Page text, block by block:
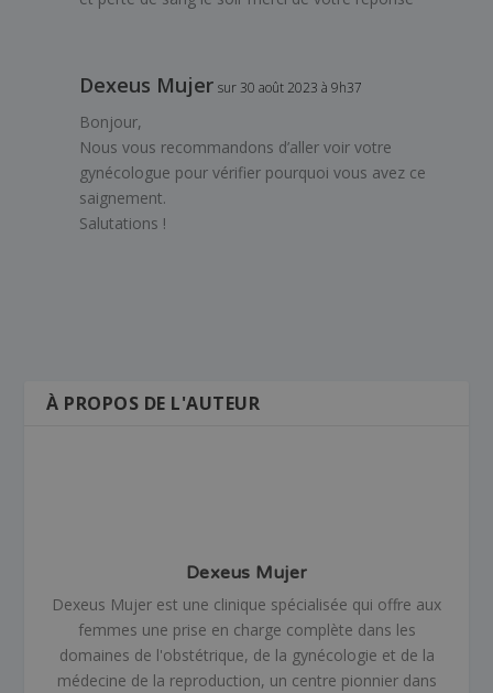
Dexeus Mujer sur 30 août 2023 à 9h37
Bonjour,
Nous vous recommandons d’aller voir votre
gynécologue pour vérifier pourquoi vous avez ce
saignement.
Salutations !
À PROPOS DE L'AUTEUR
Dexeus Mujer
Dexeus Mujer est une clinique spécialisée qui offre aux
femmes une prise en charge complète dans les
domaines de l'obstétrique, de la gynécologie et de la
médecine de la reproduction, un centre pionnier dans